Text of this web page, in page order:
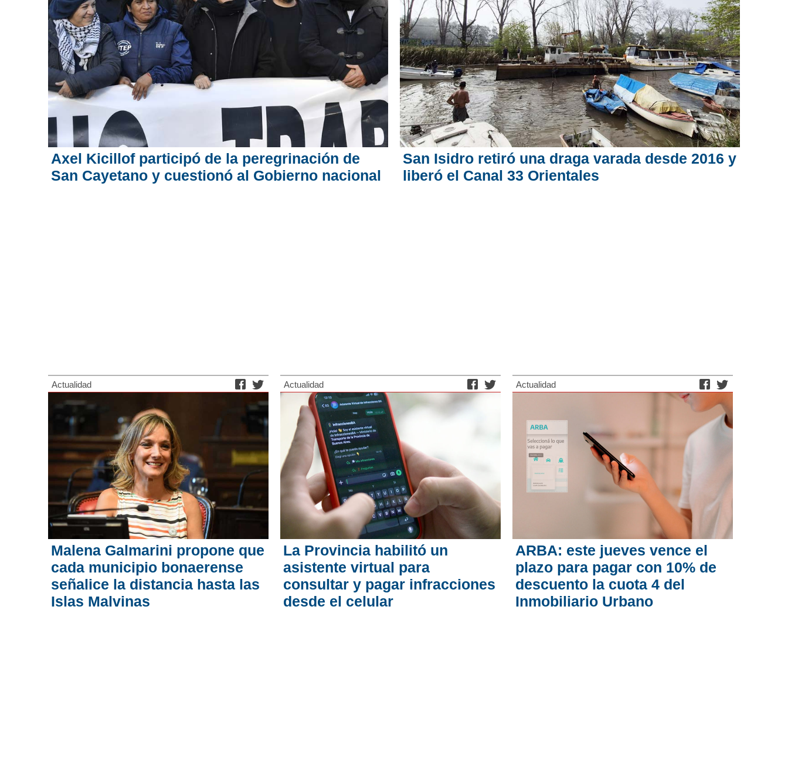
Axel Kicillof participó de la peregrinación de
San Cayetano y cuestionó al Gobierno nacional
San Isidro retiró una draga varada desde 2016 y
liberó el Canal 33 Orientales
Actualidad
Malena Galmarini propone que
cada municipio bonaerense
señalice la distancia hasta las
Islas Malvinas
Actualidad
La Provincia habilitó un
asistente virtual para
consultar y pagar infracciones
desde el celular
Actualidad
ARBA: este jueves vence el
plazo para pagar con 10% de
descuento la cuota 4 del
Inmobiliario Urbano